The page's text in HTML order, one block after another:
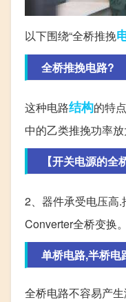
以下围绕“全桥推挽
全桥推挽电路?
这种电路结构的特
中的乙类推挽功率放
【开关电源的
2、器件承受电压高.
Converter全桥变换。
单桥电路,半桥电
全桥电路不容易产